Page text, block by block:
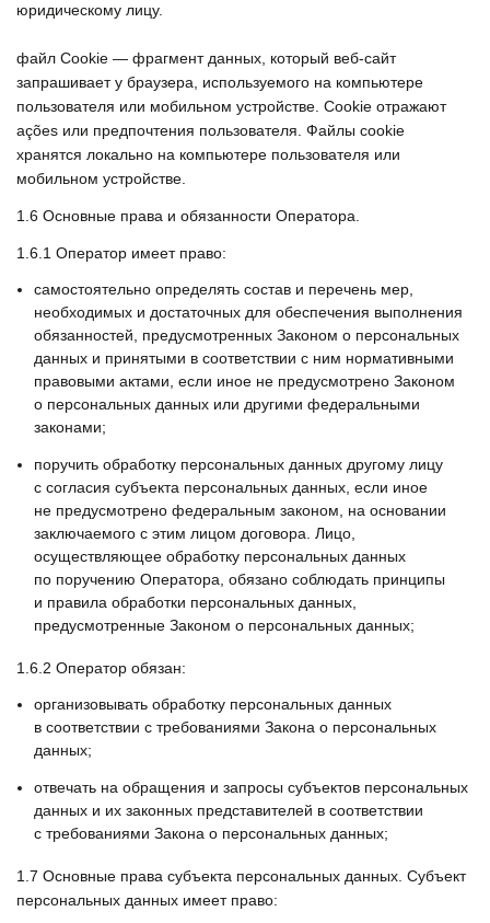
юридическому лицу.
файл Сookie — фрагмент данных, который веб-сайт
запрашивает у браузера, используемого на компьютере
пользователя или мобильном устройстве. Cookie отражают
ações или предпочтения пользователя. Файлы cookie
хранятся локально на компьютере пользователя или
мобильном устройстве.
1.6 Основные права и обязанности Оператора.
1.6.1 Оператор имеет право:
самостоятельно определять состав и перечень мер,
необходимых и достаточных для обеспечения выполнения
обязанностей, предусмотренных Законом о персональных
данных и принятыми в соответствии с ним нормативными
правовыми актами, если иное не предусмотрено Законом
о персональных данных или другими федеральными
законами;
поручить обработку персональных данных другому лицу
с согласия субъекта персональных данных, если иное
не предусмотрено федеральным законом, на основании
заключаемого с этим лицом договора. Лицо,
осуществляющее обработку персональных данных
по поручению Оператора, обязано соблюдать принципы
и правила обработки персональных данных,
предусмотренные Законом о персональных данных;
1.6.2 Оператор обязан:
организовывать обработку персональных данных
в соответствии с требованиями Закона о персональных
данных;
отвечать на обращения и запросы субъектов персональных
данных и их законных представителей в соответствии
с требованиями Закона о персональных данных;
1.7 Основные права субъекта персональных данных. Субъект
персональных данных имеет право: